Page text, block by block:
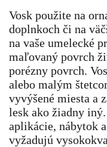
Vosk použite na
doplnkoch či na
na vaše umelecké
maľovaný povrch
porézny povrch.
alebo malým
vyvýšené miesta a
lesk ako žiadny
aplikácie, nábytok
vyžadujú